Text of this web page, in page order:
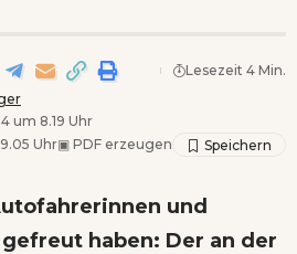
um 8.19 Uhr
Uhr▣ PDF erzeugen
Lesezeit 4 Min.
und
haben: Der an der